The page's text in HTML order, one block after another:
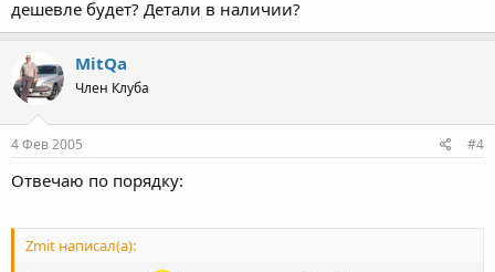
дешевле будет? Детали в наличии?
MitQa
Член Клуба
4 Фев 2005 #4
Отвечаю по порядку:
Zmit написал(а):